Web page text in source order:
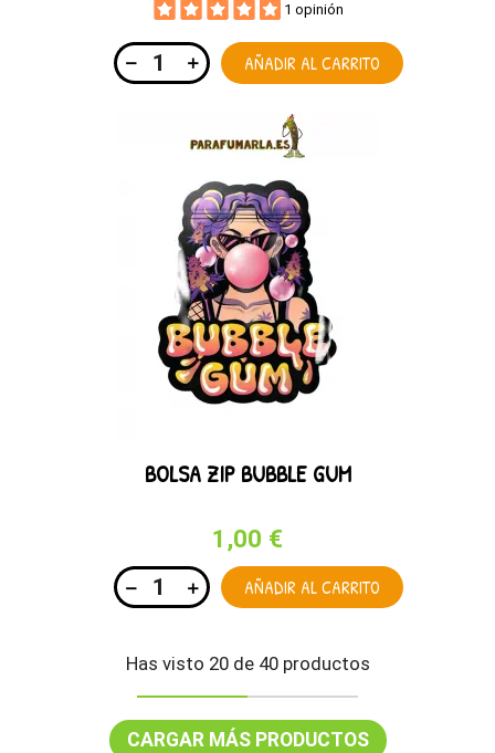
1 opinión
AÑADIR AL CARRITO
BOLSA ZIP BUBBLE GUM
1,00 €
AÑADIR AL CARRITO
Has visto 20 de 40 productos
CARGAR MÁS PRODUCTOS